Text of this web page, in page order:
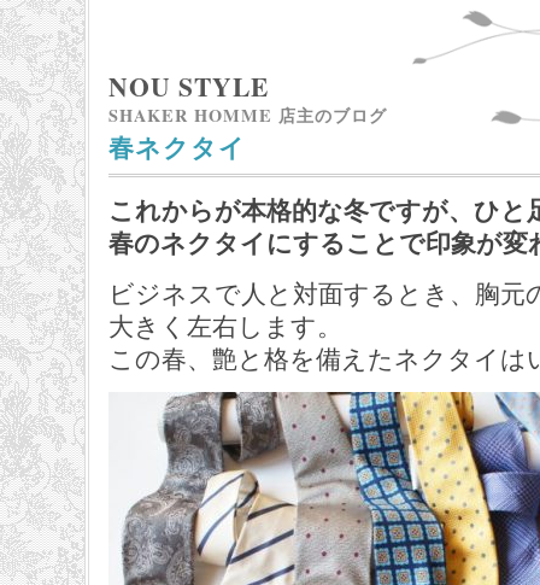
NOU STYLE
SHAKER HOMME 店主のブログ
春ネクタイ
これからが本格的な冬ですが、ひと
春のネクタイにすることで印象が変
ビジネスで人と対面するとき、胸元
大きく左右します。
この春、艶と格を備えたネクタイ